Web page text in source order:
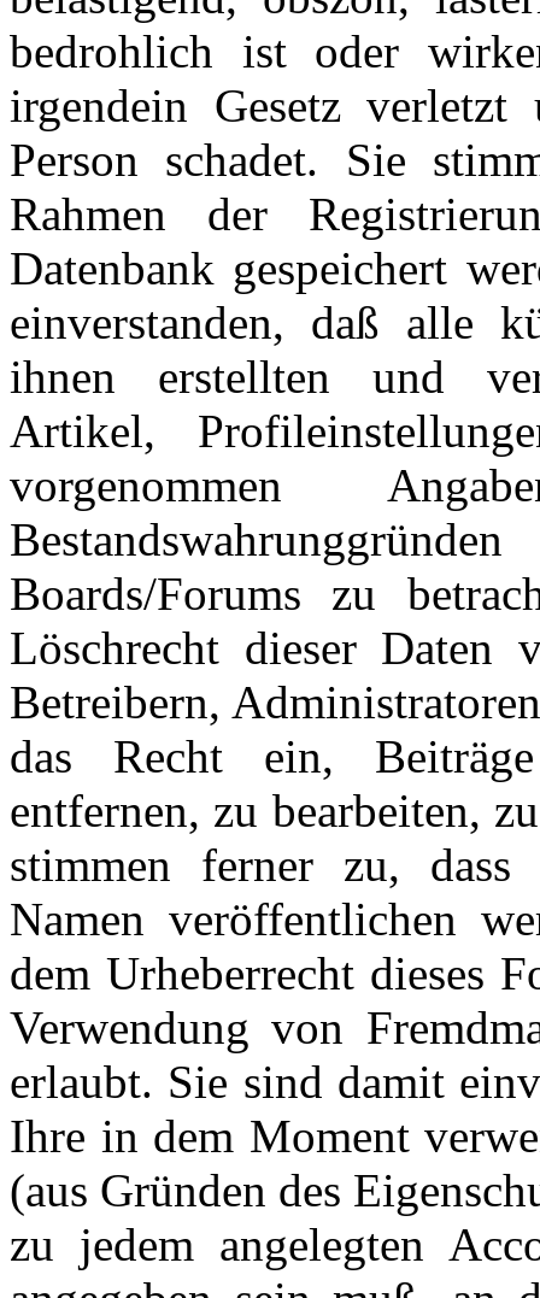
bedrohlich ist oder
irgendein Gesetz verletzt
Person schadet. Sie
Rahmen der
Datenbank gespeichert
einverstanden, daß alle
ihnen erstellten und
Artikel,
vorgenommen
Boards/Forums zu
Löschrecht dieser Daten
Betreibern,
das Recht ein,
entfernen, zu bearbeiten,
stimmen ferner zu,
Namen veröffentlichen
dem Urheberrecht dieses
Verwendung von
erlaubt. Sie sind damit
Ihre in dem Moment
(aus Gründen des
zu jedem angelegten